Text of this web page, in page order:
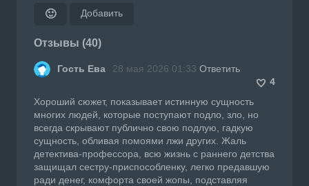
🙂 Добавить
Отзывы (40)
Гость Ева 28 мая 2026 01:33 Ответить
4
Хороший сюжет, показывает истинную сущность
многих людей, которые поступают подло, зло, но
всегда скрывают публично свою подлую, гадкую
сущность, обливая помоями лжи других. Жаль
детектива-профессора, всю жизнь с раннего детства
защищал сестру-приспособленку, легко предавшую
ради денег, комфорта своей жопы, подставляя